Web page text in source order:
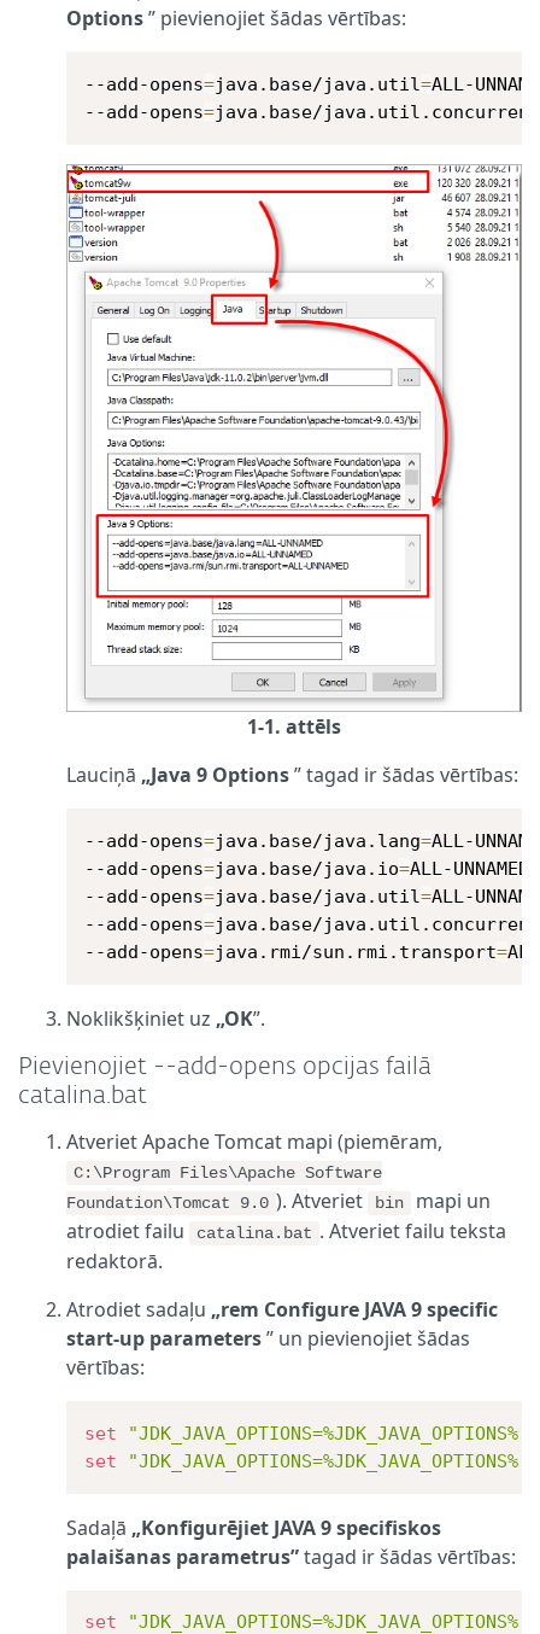
Options” pievienojiet šādas vērtības:
--add-opens=java.base/java.util=ALL-
--add-opens=java.base/java.util.concurrent
1-1. attēls
Lauciņā „Java 9 Options” tagad ir šādas vērtības:
--add-opens=java.base/java.lang=ALL-
--add-opens=java.base/java.io=ALL-UNNAMED
--add-opens=java.base/java.util=ALL-
--add-opens=java.base/java.util.concurrent
--add-opens=java.rmi/sun.rmi.transport=
Noklikšķiniet uz „OK”.
Pievienojiet --add-opens opcijas failā
catalina.bat
Atveriet Apache Tomcat mapi (piemēram,
C:\Program Files\Apache Software
Foundation\Tomcat 9.0 ). Atveriet bin
mapi un
atrodiet failu
catalina.bat . Atveriet failu teksta
redaktorā.
Atrodiet sadaļu „rem Configure JAVA 9 specific
start-up parameters” un pievienojiet šādas
vērtības:
set
set
Sadaļā „Konfigurējiet JAVA 9 specifiskos
palaišanas parametrus”tagad ir šādas vērtības:
set